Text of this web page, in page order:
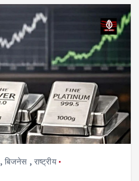
,बिजनेस,राष्ट्रीय